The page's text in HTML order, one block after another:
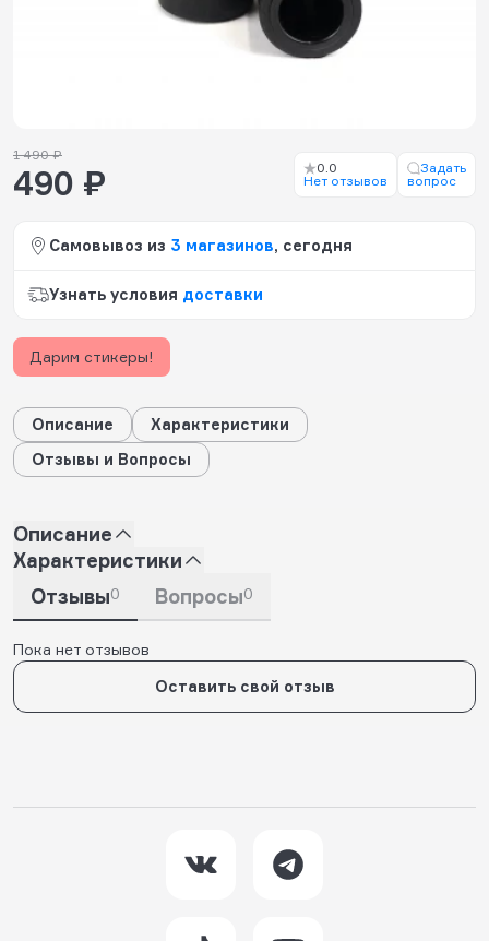
1 490 ₽
490 ₽
0.0
Нет отзывов
Задать
вопрос
Самовывоз из 3 магазинов, сегодня
Узнать условия доставки
Дарим стикеры!
Описание
Характеристики
Отзывы и Вопросы
Описание
Характеристики
Отзывы0 Вопросы0
Пока нет отзывов
Оставить свой отзыв